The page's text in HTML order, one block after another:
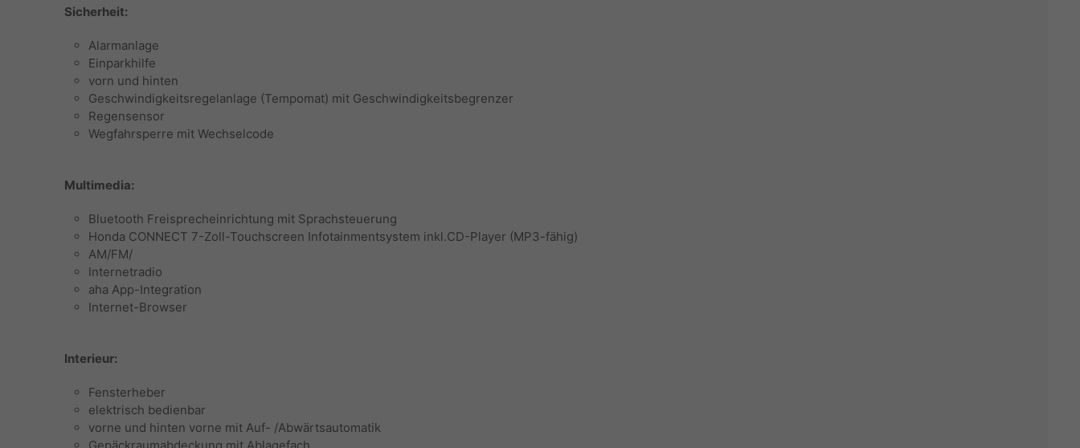
Sicherheit:
Alarmanlage
Einparkhilfe
vorn und hinten
Geschwindigkeitsregelanlage (Tempomat) mit Geschwindigkeitsbegrenzer
Regensensor
Wegfahrsperre mit Wechselcode
Multimedia:
Bluetooth Freisprecheinrichtung mit Sprachsteuerung
Honda CONNECT 7-Zoll-Touchscreen Infotainmentsystem inkl.CD-Player (MP3-fähig)
AM/FM/
Internetradio
aha App-Integration
Internet-Browser
Interieur:
Fensterheber
elektrisch bedienbar
vorne und hinten vorne mit Auf- /Abwärtsautomatik
Gepäckraumabdeckung mit Ablagefach